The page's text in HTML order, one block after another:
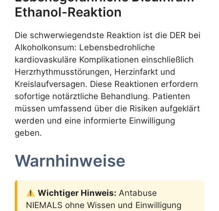
Ethanol-Reaktion
Die schwerwiegendste Reaktion ist die DER bei
Alkoholkonsum: Lebensbedrohliche
kardiovaskuläre Komplikationen einschließlich
Herzrhythmusstörungen, Herzinfarkt und
Kreislaufversagen. Diese Reaktionen erfordern
sofortige notärztliche Behandlung. Patienten
müssen umfassend über die Risiken aufgeklärt
werden und eine informierte Einwilligung
geben.
Warnhinweise
Wichtiger Hinweis: Antabuse
NIEMALS ohne Wissen und Einwilligung